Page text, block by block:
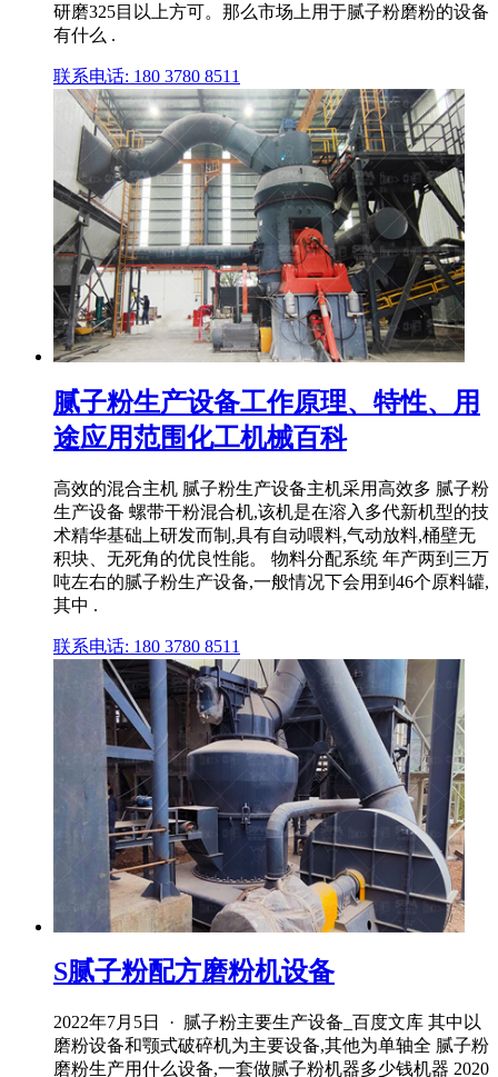
研磨325目以上方可。那么市场上用于腻子粉磨粉的设备
有什么 .
联系电话: 180 3780 8511
腻子粉生产设备工作原理、特性、用
途应用范围化工机械百科
高效的混合主机 腻子粉生产设备主机采用高效多 腻子粉
生产设备 螺带干粉混合机,该机是在溶入多代新机型的技
术精华基础上研发而制,具有自动喂料,气动放料,桶壁无
积块、无死角的优良性能。 物料分配系统 年产两到三万
吨左右的腻子粉生产设备,一般情况下会用到46个原料罐,
其中 .
联系电话: 180 3780 8511
S腻子粉配方磨粉机设备
2022年7月5日 · 腻子粉主要生产设备_百度文库 其中以
磨粉设备和颚式破碎机为主要设备,其他为单轴全 腻子粉
磨粉生产用什么设备,一套做腻子粉机器多少钱机器 2020